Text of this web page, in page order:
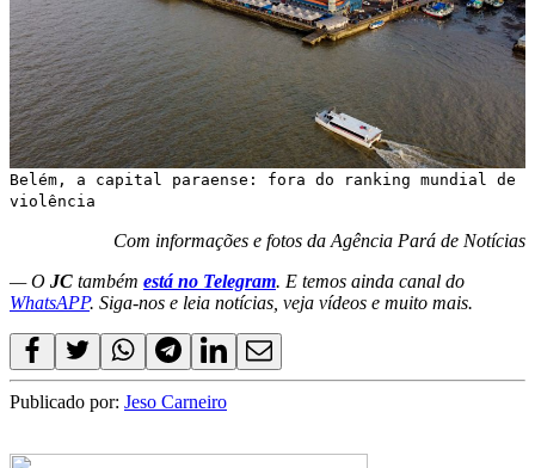
Belém, a capital paraense: fora do ranking mundial de
violência
Com informações e fotos da Agência Pará de Notícias
— O JC também está no Telegram. E temos ainda canal do
WhatsAPP. Siga-nos e leia notícias, veja vídeos e muito mais.
Publicado por: Jeso Carneiro